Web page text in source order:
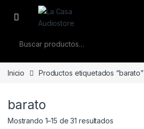
Skip to navigation
Skip to content
Inicio Productos etiquetados “barato”
barato
Mostrando 1–15 de 31 resultados